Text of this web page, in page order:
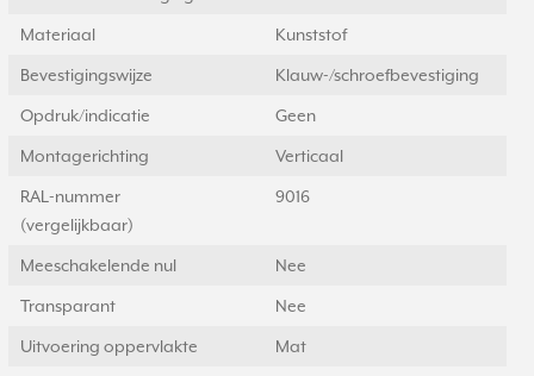
Materiaal Kunststof
Bevestigingswijze Klauw-/schroefbevestiging
Opdruk/indicatie Geen
Montagerichting Verticaal
RAL-nummer
(vergelijkbaar)
9016
Meeschakelende nul Nee
Transparant Nee
Uitvoering oppervlakte Mat